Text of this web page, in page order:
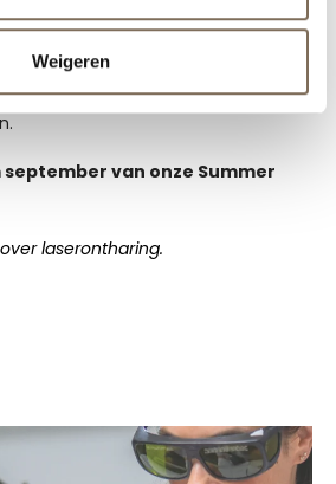
Weigeren
voor een gladde huid.
het combineren van meerdere
van onze Summer
laserontharing.